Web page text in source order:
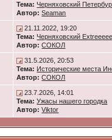
Тема: Черняховский
Автор: Seaman
21.11.2022, 19:20
Тема: Черняховский
Автор: СОКОЛ
31.5.2026, 20:53
Тема: Исторические места
Автор: СОКОЛ
23.7.2026, 14:01
Тема: Ужасы нашего городка
Автор: Viktor